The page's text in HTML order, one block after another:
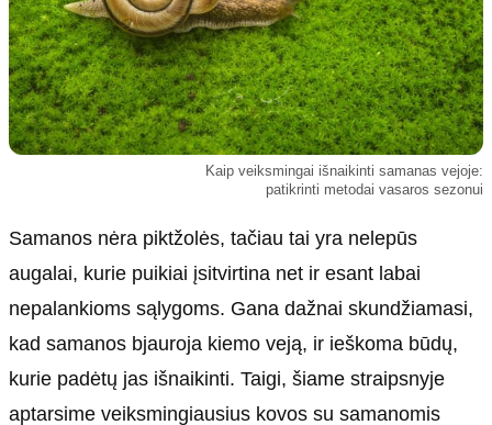
Karjera
Psichologinė sveikata
Tvari mada
Privatumo politika
Reklamos politika
Slapukų politika
Autoriai
Kontaktai
Redakcinė politika
Dirbtinis intelektas
Kaip veiksmingai išnaikinti samanas vejoje:
patikrinti metodai vasaros sezonui
Samanos nėra piktžolės, tačiau tai yra nelepūs
augalai, kurie puikiai įsitvirtina net ir esant labai
nepalankioms sąlygoms. Gana dažnai skundžiamasi,
kad samanos bjauroja kiemo veją, ir ieškoma būdų,
kurie padėtų jas išnaikinti. Taigi, šiame straipsnyje
aptarsime veiksmingiausius kovos su samanomis